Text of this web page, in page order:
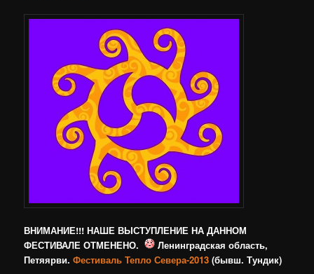
ВНИМАНИЕ!!! НАШЕ ВЫСТУПЛЕНИЕ НА ДАННОМ
ФЕСТИВАЛЕ ОТМЕНЕНО.
Ленинградская область,
Петяярви.Фестиваль Тепло Севера-2013 (бывш. Тундик)